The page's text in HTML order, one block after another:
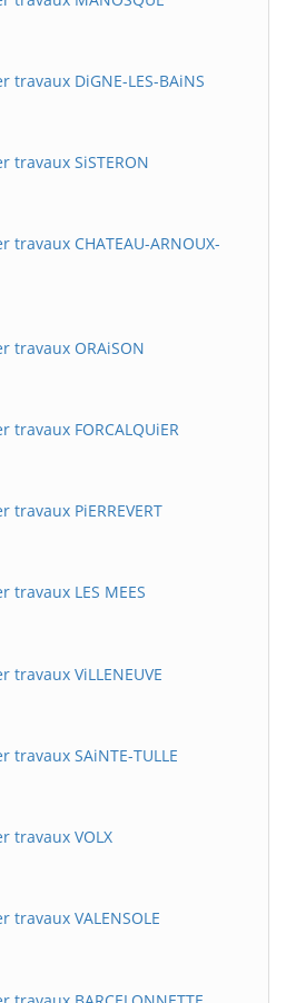
travaux DiGNE-LES-BAiNS
travaux SiSTERON
travaux CHATEAU-ARNOUX-
travaux ORAiSON
travaux FORCALQUiER
PiERREVERT
travaux LES MEES
travaux ViLLENEUVE
travaux SAiNTE-TULLE
travaux VOLX
travaux VALENSOLE